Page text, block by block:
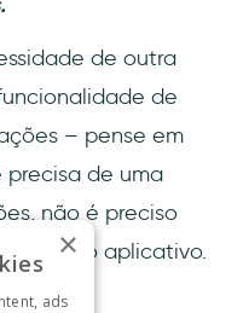
de outra
de
– pense em
precisa de uma
não é preciso
outro aplicativo.
×
ads